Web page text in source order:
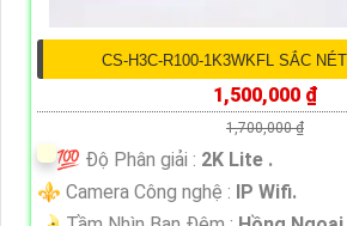
CS-H3C-R100-1K3WKFL SẮC
1,500,000 ₫
1,700,000 ₫
💯 Độ Phân giải : 2K Lite .
⚜️ Camera Công nghệ :
IP Wifi.